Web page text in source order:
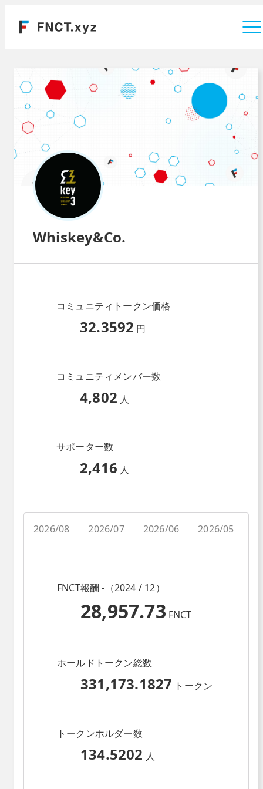
Whiskey&Co.
コミュニティトークン価格
32.3592 円
コミュニティメンバー数
4,802 人
サポーター数
2,416 人
2026/08 2026/07 2026/06 2026/05
FNCT報酬 -（2024 / 12）
28,957.73 FNCT
ホールドトークン総数
331,173.1827 トークン
トークンホルダー数
134.5202 人